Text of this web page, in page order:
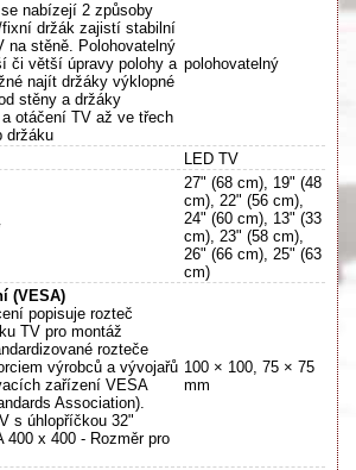
nabízejí 2 způsoby
držák zajistí stabilní
na stěně. Polohovatelný
či větší úpravy polohy a
najít držáky výklopné
stěny a držáky
otáčení TV až ve třech
držáku
polohovatelný
LED TV
27" (68 cm), 19" (48
cm), 22" (56 cm),
24" (60 cm), 13" (33
cm), 23" (58 cm),
26" (66 cm), 25" (63
cm)
(VESA)
popisuje rozteč
TV pro montáž
rozteče
výrobců a vývojařů
zařízení VESA
Association).
s úhlopříčkou 32"
400 x 400 - Rozměr pro
100 × 100, 75 × 75
mm